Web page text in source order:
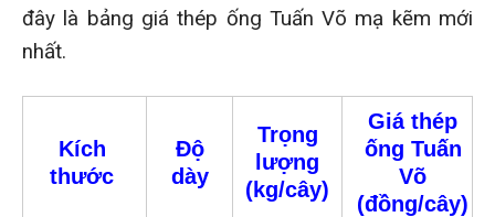
đây là bảng giá thép ống Tuấn Võ mạ kẽm mới
nhất.
Kích
thước
Độ
dày
Trọng
lượng
(kg/cây)
Giá thép
ống Tuấn
Võ
(đồng/cây)